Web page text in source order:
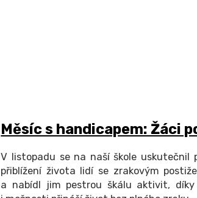
Měsíc s handicapem: Žáci
V listopadu se na naší škole uskutečnil
přiblížení života lidí se zrakovým
a nabídl jim pestrou škálu aktivit,